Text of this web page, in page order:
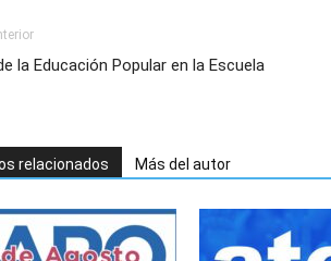
la Educación Popular en la Escuela
relacionados Más del autor